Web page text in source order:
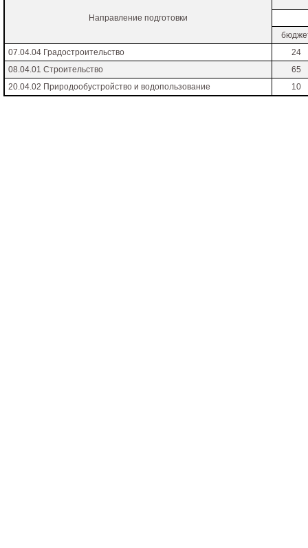
Направление подготовки
07.04.04 Градостроительство
24
08.04.01 Строительство
65
20.04.02 Природообустройство и водопользование
10